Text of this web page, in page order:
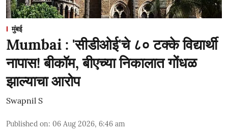
मुंबई
Mumbai : 'सीडीओई'चे ८० टक्के विद्यार्थी
नापास! बीकॉम, बीएच्या निकालात गोंधळ
झाल्याचा आरोप
Swapnil S
Published on: 06 Aug 2026, 6:46 am